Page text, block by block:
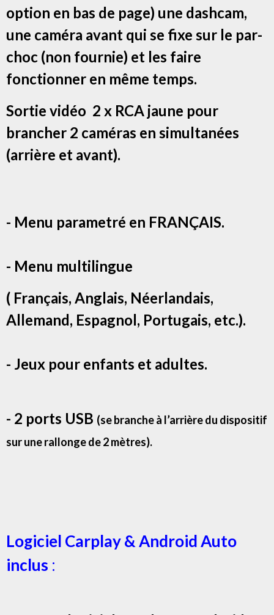
option en bas de page) une dashcam,
une caméra avant qui se fixe sur le par-
choc (non fournie) et les faire
fonctionner en même temps.
Sortie vidéo 2 x RCA jaune pour
brancher 2 caméras en simultanées
(arrière et avant).
- Menu parametré en FRANÇAIS.
- Menu multilingue
( Français, Anglais, Néerlandais,
Allemand, Espagnol, Portugais, etc.).
- Jeux pour enfants et adultes.
- 2 ports USB (se branche à l’arrière du dispositif
sur une rallonge de 2 mètres).
Logiciel Carplay & Android Auto
inclus :